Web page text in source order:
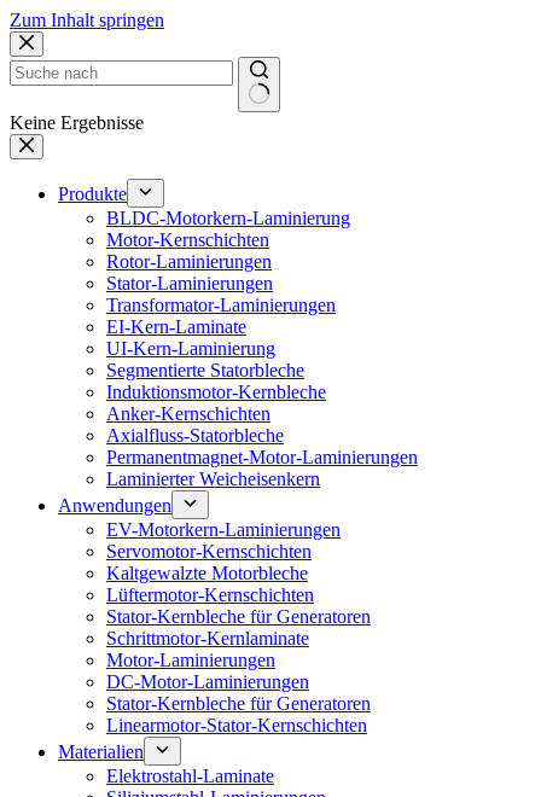
Zum Inhalt springen
Keine Ergebnisse
Produkte
BLDC-Motorkern-Laminierung
Motor-Kernschichten
Rotor-Laminierungen
Stator-Laminierungen
Transformator-Laminierungen
EI-Kern-Laminate
UI-Kern-Laminierung
Segmentierte Statorbleche
Induktionsmotor-Kernbleche
Anker-Kernschichten
Axialfluss-Statorbleche
Permanentmagnet-Motor-Laminierungen
Laminierter Weicheisenkern
Anwendungen
EV-Motorkern-Laminierungen
Servomotor-Kernschichten
Kaltgewalzte Motorbleche
Lüftermotor-Kernschichten
Stator-Kernbleche für Generatoren
Schrittmotor-Kernlaminate
Motor-Laminierungen
DC-Motor-Laminierungen
Stator-Kernbleche für Generatoren
Linearmotor-Stator-Kernschichten
Materialien
Elektrostahl-Laminate